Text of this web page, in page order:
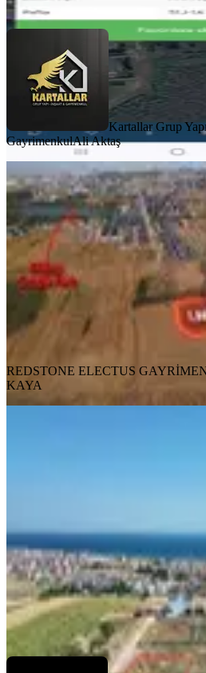
Ara
Kartallar Grup
GayrimenkulAli Aktaş
Önerler'de
Tekirdağ, Çorlu
1982 m²· 11.100/m²
22.000.000 ₺
REDSTONE ELECTUS
REDSTONE ELECTUS
KAYA
3.250.000 ₺
Murat Emlak İnşaat Murat GÜLTEKİN